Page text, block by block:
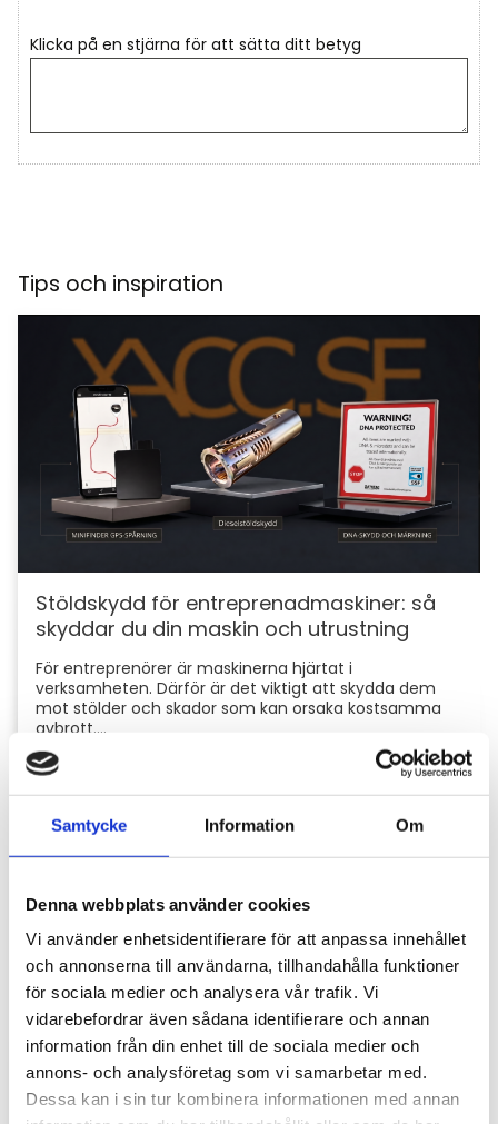
Samtycke Information Om
Denna webbplats använder cookies
Vi använder enhetsidentifierare för att anpassa innehållet
och annonserna till användarna, tillhandahålla funktioner
för sociala medier och analysera vår trafik. Vi
vidarebefordrar även sådana identifierare och annan
information från din enhet till de sociala medier och
annons- och analysföretag som vi samarbetar med.
Dessa kan i sin tur kombinera informationen med annan
Klicka på en stjärna för att sätta ditt betyg
Tips och inspiration
Stöldskydd för entreprenadmaskiner: så
skyddar du din maskin och utrustning
För entreprenörer är maskinerna hjärtat i
verksamheten. Därför är det viktigt att skydda dem
mot stölder och skador som kan orsaka kostsamma
avbrott....
Hyttbord till traktorn, den lilla detaljen som
gör stor skillnad i vardagen
Traktorhytten är för många mer än bara en plats där
arbetet utförs. Det är kontoret, fikarummet och ibland
även lunchplatsen under långa arbetsdagar....